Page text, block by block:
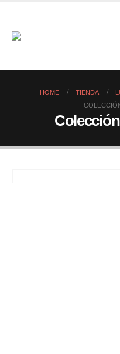
HOME TIENDA